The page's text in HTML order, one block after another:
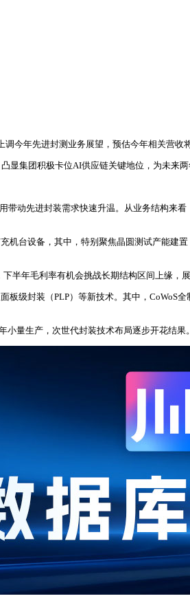
今年先进封测业务展望，预估今年相关营
显集团积极卡位AI供应链关键地位，为未来
动先进封装需求快速升温。从业务结构来
台设备，其中，特别聚焦晶圆测试产能建
半年毛利率有机会挑战长期结构区间上缘，
级封装（PLP）等新技术。其中，CoWoS
小量生产，次世代封装技术布局逐步开花结果